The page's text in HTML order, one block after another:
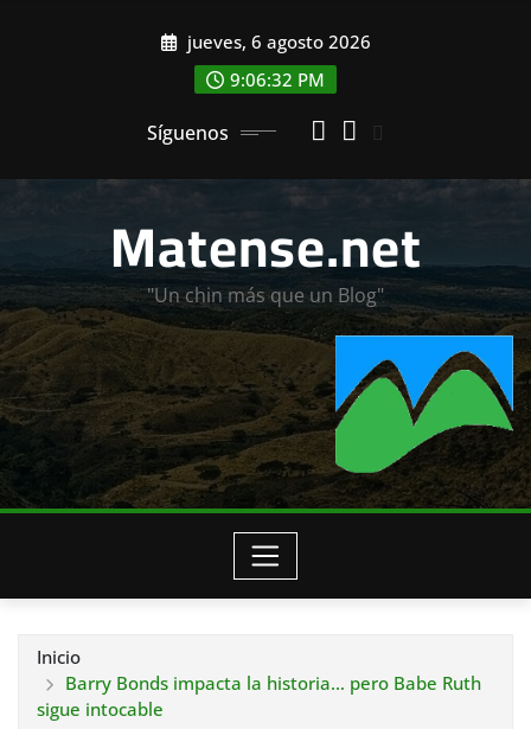
jueves, 6 agosto 2026
9:06:33 PM
Síguenos
Matense.net
"Un chin más que un Blog"
Inicio
Barry Bonds impacta la historia… pero Babe Ruth
sigue intocable